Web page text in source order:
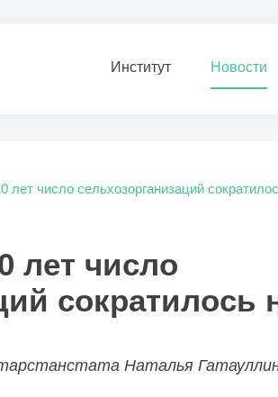
Институт Новости
лет число сельхозорганизаций
лет число
сократилось
Наталья